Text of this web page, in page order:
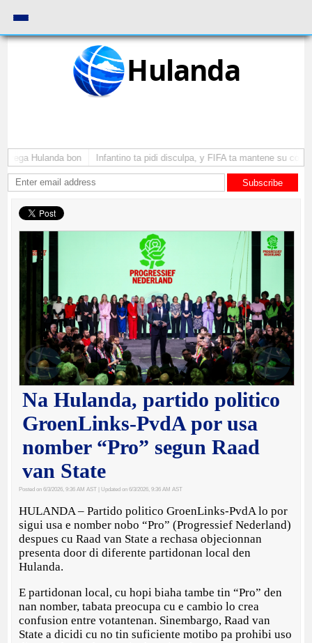
Hulanda
Hulanda bon Infantino ta pidi disculpa, y FIFA ta mantene su como
Subscribe
Na Hulanda, partido politico
GroenLinks-PvdA por usa
nomber “Pro” segun Raad
van State
Posted on 6/3/2026, 9:36 AM AST | Updated on 6/3/2026, 9:36 AM AST
HULANDA – Partido politico GroenLinks-PvdA lo por
sigui usa e nomber nobo “Pro” (Progressief Nederland)
despues cu Raad van State a rechasa objecionnan
presenta door di diferente partidonan local den
Hulanda.
E partidonan local, cu hopi biaha tambe tin “Pro” den
nan nomber, tabata preocupa cu e cambio lo crea
confusion entre votantenan. Sinembargo, Raad van
State a dicidi cu no tin suficiente motibo pa prohibi uso